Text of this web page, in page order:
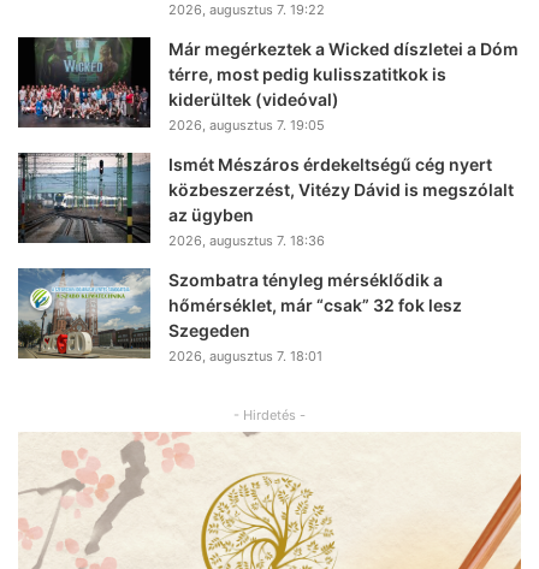
2026, augusztus 7. 19:22
Már megérkeztek a Wicked díszletei a Dóm
térre, most pedig kulisszatitkok is
kiderültek (videóval)
2026, augusztus 7. 19:05
Ismét Mészáros érdekeltségű cég nyert
közbeszerzést, Vitézy Dávid is megszólalt
az ügyben
2026, augusztus 7. 18:36
Szombatra tényleg mérséklődik a
hőmérséklet, már “csak” 32 fok lesz
Szegeden
2026, augusztus 7. 18:01
- Hirdetés -